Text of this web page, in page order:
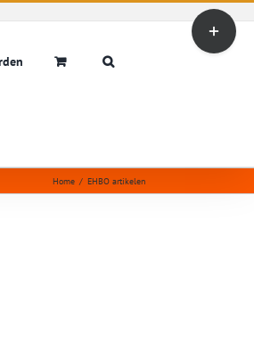
Home / EHBO artikelen
Toggle
Sliding
Bar